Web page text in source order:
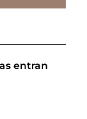
entran